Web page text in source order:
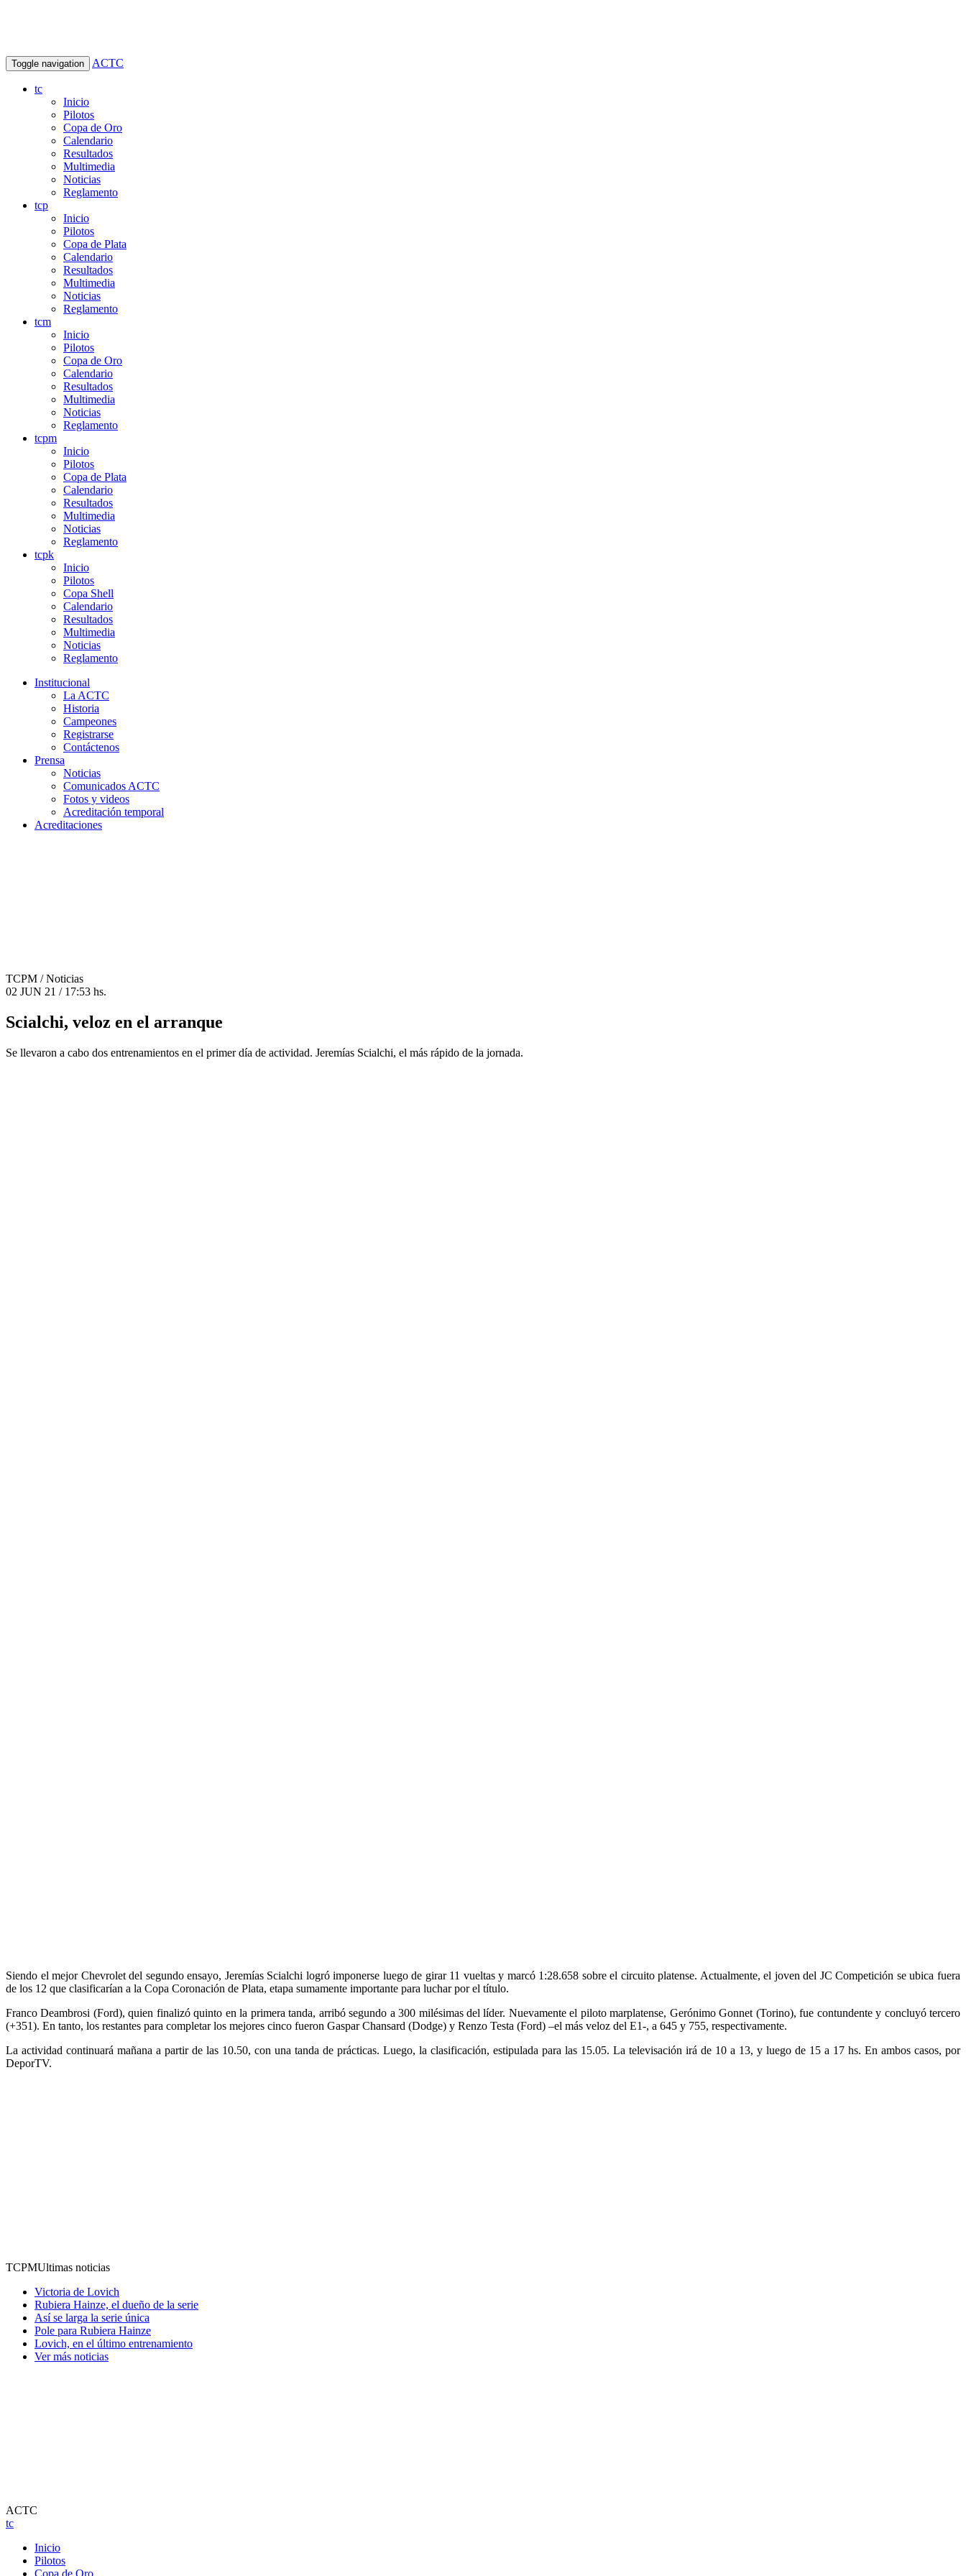
Toggle navigation ACTC
tc
Inicio
Pilotos
Copa de Oro
Calendario
Resultados
Multimedia
Noticias
Reglamento
tcp
Inicio
Pilotos
Copa de Plata
Calendario
Resultados
Multimedia
Noticias
Reglamento
tcm
Inicio
Pilotos
Copa de Oro
Calendario
Resultados
Multimedia
Noticias
Reglamento
tcpm
Inicio
Pilotos
Copa de Plata
Calendario
Resultados
Multimedia
Noticias
Reglamento
tcpk
Inicio
Pilotos
Copa Shell
Calendario
Resultados
Multimedia
Noticias
Reglamento
Institucional
La ACTC
Historia
Campeones
Registrarse
Contáctenos
Prensa
Noticias
Comunicados ACTC
Fotos y videos
Acreditación temporal
Acreditaciones
TCPM / Noticias
02 JUN 21 / 17:53 hs.
Scialchi, veloz en el arranque
Se llevaron a cabo dos entrenamientos en el primer día de actividad. Jeremías Scialchi, el más rápido de la jornada.
Siendo el mejor Chevrolet del segundo ensayo, Jeremías Scialchi logró imponerse luego de girar 11 vueltas y marcó 1:28.658 sobre el circuito platense. Actualmente, el joven del JC Competición se ubica fuera
de los 12 que clasificarían a la Copa Coronación de Plata, etapa sumamente importante para luchar por el título.
Franco Deambrosi (Ford), quien finalizó quinto en la primera tanda, arribó segundo a 300 milésimas del líder. Nuevamente el piloto marplatense, Gerónimo Gonnet (Torino), fue contundente y concluyó tercero
(+351). En tanto, los restantes para completar los mejores cinco fueron Gaspar Chansard (Dodge) y Renzo Testa (Ford) –el más veloz del E1-, a 645 y 755, respectivamente.
La actividad continuará mañana a partir de las 10.50, con una tanda de prácticas. Luego, la clasificación, estipulada para las 15.05. La televisación irá de 10 a 13, y luego de 15 a 17 hs. En ambos casos, por
DeporTV.
TCPMUltimas noticias
Victoria de Lovich
Rubiera Hainze, el dueño de la serie
Así se larga la serie única
Pole para Rubiera Hainze
Lovich, en el último entrenamiento
Ver más noticias
ACTC
tc
Inicio
Pilotos
Copa de Oro